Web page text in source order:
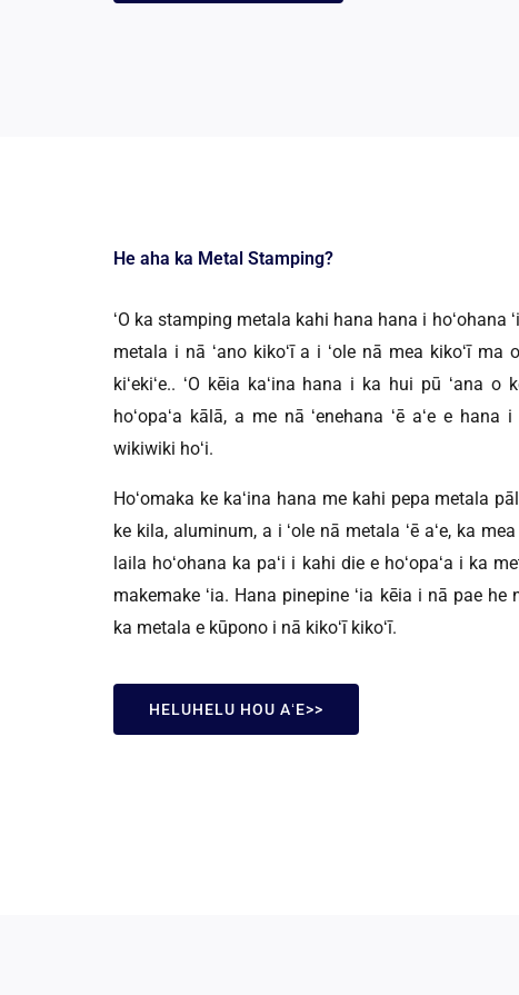
He aha ka Metal Stamping?
ʻO ka stamping metala kahi hana hana i hoʻohana
metala i nā ʻano kikoʻī a i ʻole nā ​​​​mea kikoʻī ma
kiʻekiʻe.. ʻO kēia kaʻina hana i ka hui pū ʻana o
hoʻopaʻa kālā, a me nā ʻenehana ʻē aʻe e hana
wikiwiki hoʻi.
Hoʻomaka ke kaʻina hana me kahi pepa metala
ke kila, aluminum, a i ʻole nā ​​metala ʻē aʻe, ka
laila hoʻohana ka paʻi i kahi die e hoʻopaʻa i ka
makemake ʻia. Hana pinepine ʻia kēia i nā pae he
ka metala e kūpono i nā kikoʻī kikoʻī.
HELUHELU HOU AʻE>>